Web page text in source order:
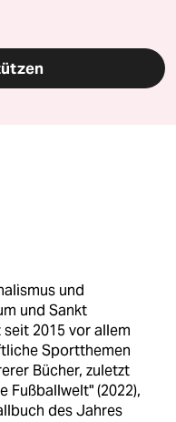
und
und Sankt
2015 vor allem
Sportthemen
Bücher, zuletzt
Fußballwelt" (2022),
des Jahres